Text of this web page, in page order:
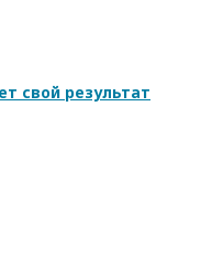
свой результат